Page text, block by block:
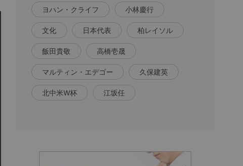
ヨハン・クライフ 小林慶行
文化 日本代表 柏レイソル
飯田貴敬 高橋壱晟
マルティン・エデゴー 久保建英
北中米W杯 江坂任